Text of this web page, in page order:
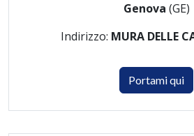
Genova (GE)
Indirizzo: MURA DELLE
Portami qui